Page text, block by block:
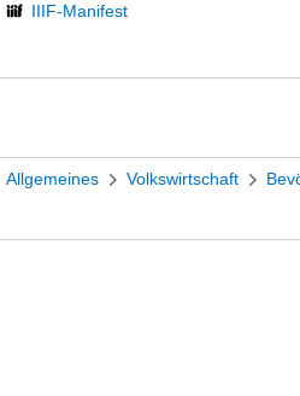
IIIF-Manifest
Allgemeines Volkswirtschaft